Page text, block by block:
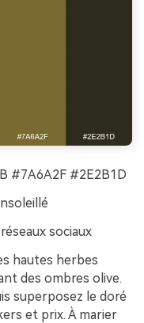
#7A6A2F #2E2B1D
sociaux
hautes herbes
des ombres olive.
superposez le doré
et prix. À marier